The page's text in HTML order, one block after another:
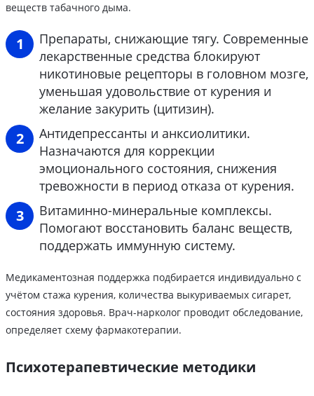
веществ табачного дыма.
Препараты, снижающие тягу. Современные
лекарственные средства блокируют
никотиновые рецепторы в головном мозге,
уменьшая удовольствие от курения и
желание закурить (цитизин).
Антидепрессанты и анксиолитики.
Назначаются для коррекции
эмоционального состояния, снижения
тревожности в период отказа от курения.
Витаминно-минеральные комплексы.
Помогают восстановить баланс веществ,
поддержать иммунную систему.
Медикаментозная поддержка подбирается индивидуально с
учётом стажа курения, количества выкуриваемых сигарет,
состояния здоровья. Врач-нарколог проводит обследование,
определяет схему фармакотерапии.
Психотерапевтические методики